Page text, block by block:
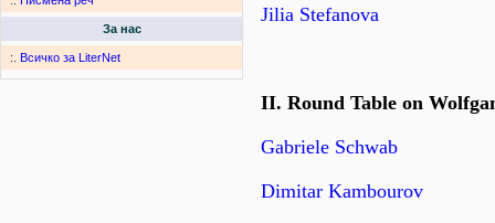
За нас
:. Всичко за LiterNet
Jilia Stefanova
II. Round Table on
Gabriele Schwab
Dimitar Kambourov